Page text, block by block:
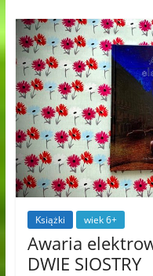
Książki wiek 6+
Awaria
DWIE SIOSTRY